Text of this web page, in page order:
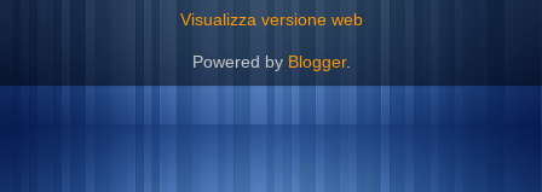
Visualizza versione web
Powered by Blogger.